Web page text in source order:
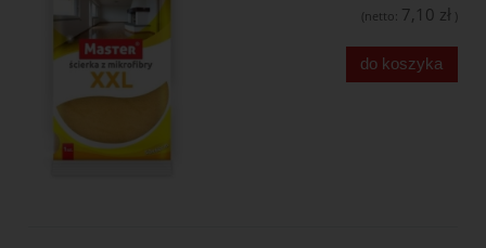
(netto: 7,10 zł )
do koszyka